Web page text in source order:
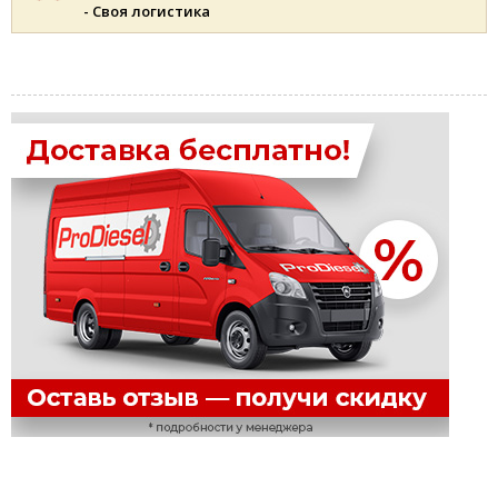
- Своя логистика